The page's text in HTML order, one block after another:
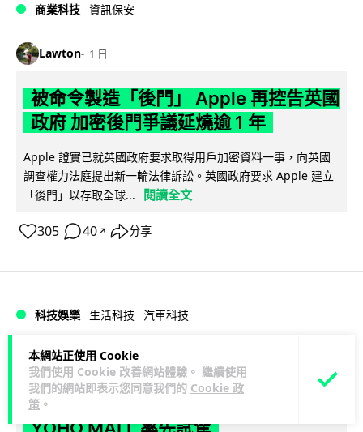
本網站正使用 Cookie
我們使用 Cookie 改善網站體驗。 繼續使用
我們的網站即表示您同意我們的 Cookie 政
策 。
商業科技 資訊保安
Lawton 1 日
被命令製造「後門」 Apple 再控告英國
政府 加密後門爭議延燒逾 1 年
Apple 證實已就英國政府要求取得用戶加密資料一事，向英國
調查權力法庭提出新一輪法律訴訟。英國政府要求 Apple 建立
「後門」以存取全球...
閱讀全文
305 40 ↗ 分享
科技娛樂 生活科技 汽車科技
Lawton 1 日
Tesla Model Y 長續航後驅版抵港